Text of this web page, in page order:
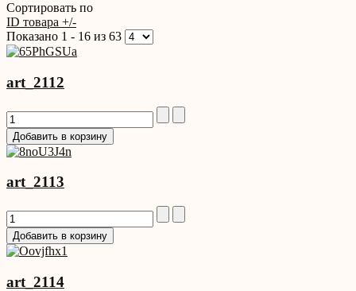
Сортировать по
ID товара +/-
Показано 1 - 16 из 63
art_2112
art_2113
art_2114